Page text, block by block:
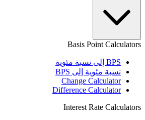
Basis Point Calculators
BPS إلى نسبة مئوية
نسبة مئوية إلى BPS
Change Calculator
Difference Calculator
Interest Rate Calculators